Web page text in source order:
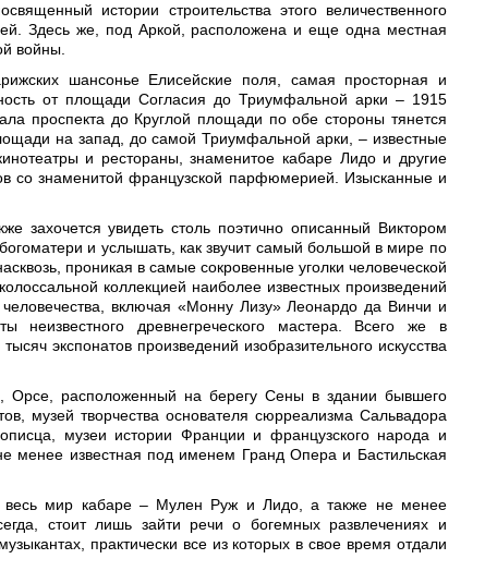
истории строительства этого величественного
Здесь же, под Аркой, расположена и еще одна местная
войны.
шансонье Елисейские поля, самая просторная и
от площади Согласия до Триумфальной арки – 1915
проспекта до Круглой площади по обе стороны тянется
на запад, до самой Триумфальной арки, – известные
и рестораны, знаменитое кабаре Лидо и другие
со знаменитой французской парфюмерией. Изысканные и
захочется увидеть столь поэтично описанный Виктором
и услышать, как звучит самый большой в мире по
проникая в самые сокровенные уголки человеческой
коллекцией наиболее известных произведений
включая «Монну Лизу» Леонардо да Винчи и
неизвестного древнегреческого мастера. Всего же в
экспонатов произведений изобразительного искусства
Орсе, расположенный на берегу Сены в здании бывшего
музей творчества основателя сюрреализма Сальвадора
музеи истории Франции и французского народа и
известная под именем Гранд Опера и Бастильская
весь мир кабаре – Мулен Руж и Лидо, а также не менее
стоит лишь зайти речи о богемных развлечениях и
практически все из которых в свое время отдали